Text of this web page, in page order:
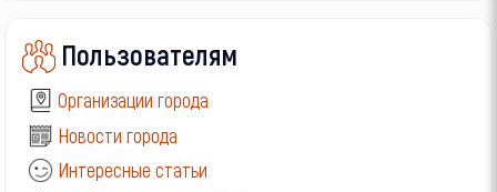
Пользователям
Организации города
Новости города
Интересные статьи